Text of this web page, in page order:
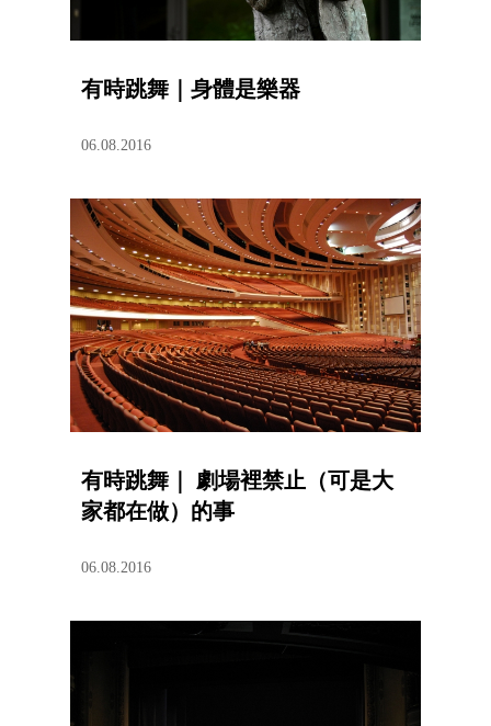
有時跳舞｜身體是樂器
06.08.2016
有時跳舞｜ 劇場裡禁止（可是大
家都在做）的事
06.08.2016